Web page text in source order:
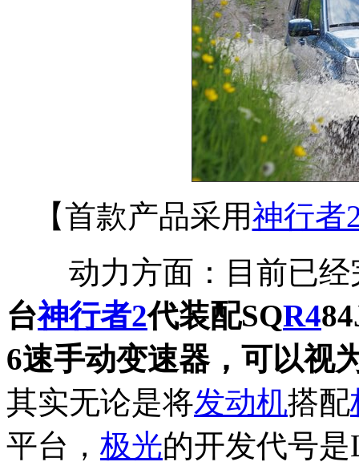
【首款产品采用神行者
动力方面：目前已经
台神行者2代装配SQR4
6速手动变速器，可以视
其实无论是将发动机搭配
平台， 极光的开发代号是